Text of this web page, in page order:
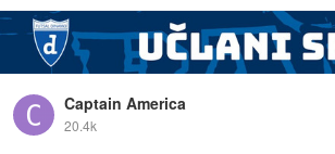
Captain America
20.4k